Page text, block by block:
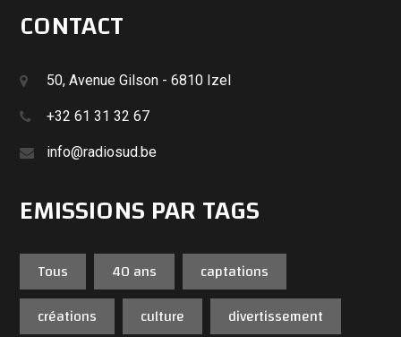
CONTACT
50, Avenue Gilson - 6810 Izel
+32 61 31 32 67
info@radiosud.be
EMISSIONS PAR TAGS
Tous 40 ans
captations
créations
culture divertissement